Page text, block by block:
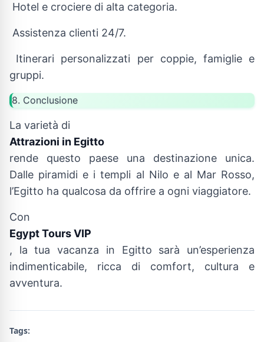
Hotel e crociere di alta categoria.
Assistenza clienti 24/7.
Itinerari personalizzati per coppie, famiglie e
gruppi.
8. Conclusione
La varietà di
Attrazioni in Egitto
rende questo paese una destinazione unica.
Dalle piramidi e i templi al Nilo e al Mar Rosso,
l’Egitto ha qualcosa da offrire a ogni viaggiatore.
Con
Egypt Tours VIP
, la tua vacanza in Egitto sarà un’esperienza
indimenticabile, ricca di comfort, cultura e
avventura.
Tags: